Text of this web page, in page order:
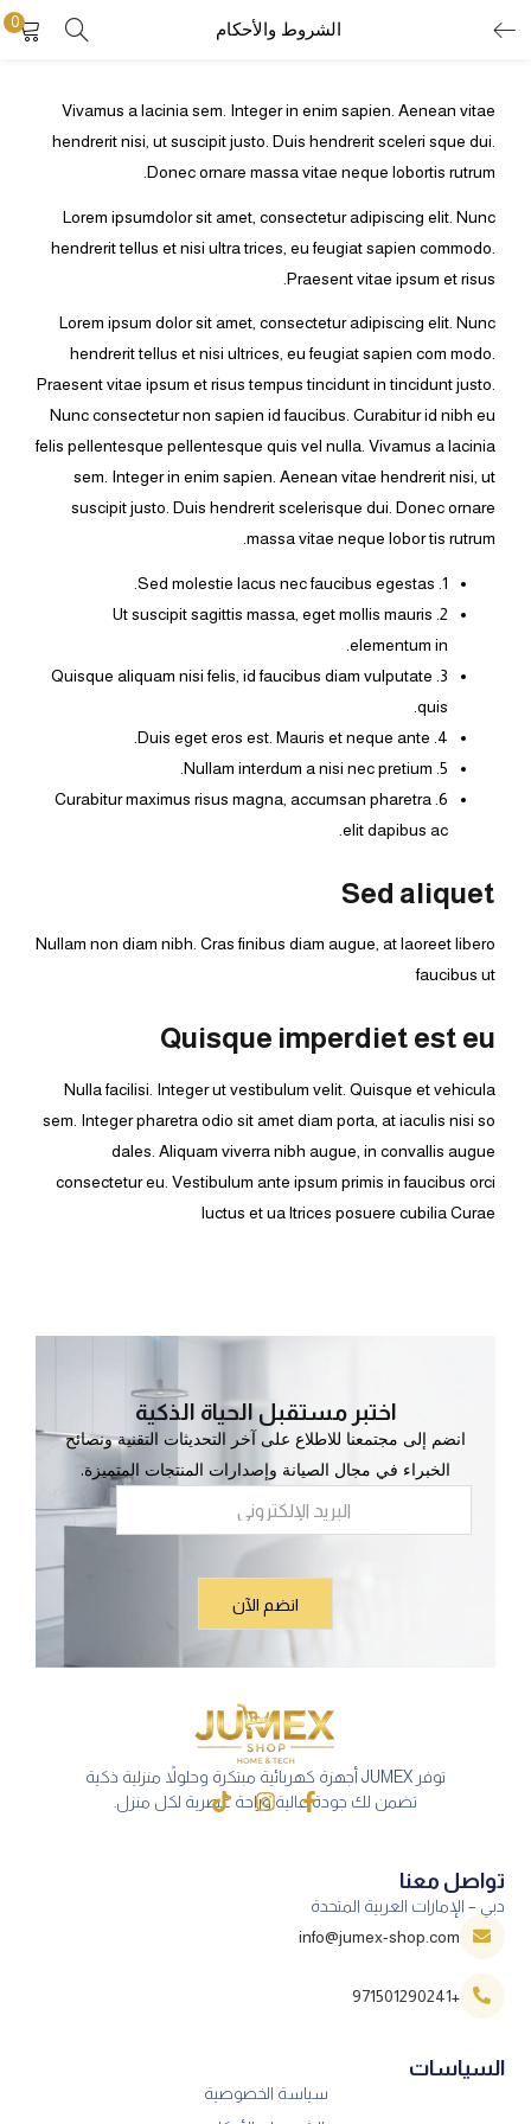
الشروط والأحكام 0
Vivamus a lacinia sem. Integer in enim sapien. Aenean vitae
hendrerit nisi, ut suscipit justo. Duis hendrerit sceleri sque dui.
Donec ornare massa vitae neque lobortis rutrum.
Lorem ipsumdolor sit amet, consectetur adipiscing elit. Nunc
hendrerit tellus et nisi ultra trices, eu feugiat sapien commodo.
Praesent vitae ipsum et risus.
Lorem ipsum dolor sit amet, consectetur adipiscing elit. Nunc
hendrerit tellus et nisi ultrices, eu feugiat sapien com modo.
Praesent vitae ipsum et risus tempus tincidunt in tincidunt justo.
Nunc consectetur non sapien id faucibus. Curabitur id nibh eu
felis pellentesque pellentesque quis vel nulla. Vivamus a lacinia
sem. Integer in enim sapien. Aenean vitae hendrerit nisi, ut
suscipit justo. Duis hendrerit scelerisque dui. Donec ornare
massa vitae neque lobor tis rutrum.
1. Sed molestie lacus nec faucibus egestas.
2. Ut suscipit sagittis massa, eget mollis mauris
elementum in.
3. Quisque aliquam nisi felis, id faucibus diam vulputate
quis.
4. Duis eget eros est. Mauris et neque ante.
5. Nullam interdum a nisi nec pretium.
6. Curabitur maximus risus magna, accumsan pharetra
elit dapibus ac.
Sed aliquet
Nullam non diam nibh. Cras finibus diam augue, at laoreet libero
faucibus ut
Quisque imperdiet est eu
Nulla facilisi. Integer ut vestibulum velit. Quisque et vehicula
sem. Integer pharetra odio sit amet diam porta, at iaculis nisi so
dales. Aliquam viverra nibh augue, in convallis augue
consectetur eu. Vestibulum ante ipsum primis in faucibus orci
luctus et ua ltrices posuere cubilia Curae
اختبر مستقبل الحياة الذكية
انضم إلى مجتمعنا للاطلاع على آخر التحديثات التقنية ونصائح
الخبراء في مجال الصيانة وإصدارات المنتجات المتميزة.
توفر JUMEX أجهزة كهربائية مبتكرة وحلولاً منزلية ذكية
تضمن لك جودة عالية وراحة عصرية لكل منزل.
السياسات
سياسة الخصوصية
تواصل معنا
دبي – الإمارات العربية المتحدة
info@jumex-shop.com
+971501290241
أدخل اسم المستخدم وكلمة المرور لتسجيل الدخول.
تذكرني
تسجيل الدخول
فقدت كلمة المرور؟